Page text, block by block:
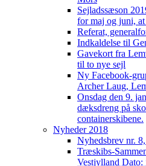
Sejladssæson
for maj og juni, at
Referat,
Indkaldelse til
Gavekort fra
til to nye sejl
Ny Facebook-
Archer Laug,
Onsdag den 9.
dæksdreng på
containerskibene.
Nyheder 2018
Nyhedsbrev nr.
Træskibs-
Vestjylland Dato: